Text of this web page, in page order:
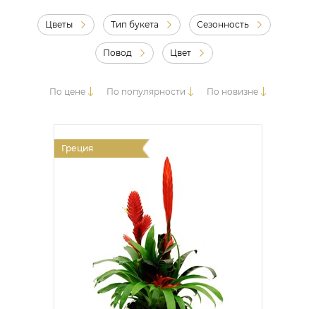
Цветы Тип букета Сезонность
Повод Цвет
По цене По популярности По новизне
Греция